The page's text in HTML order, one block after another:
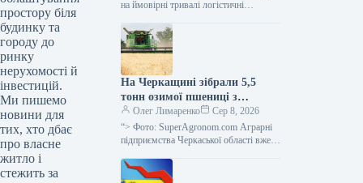
простору біля
будинку та
городу до
ринку
нерухомості й
інвестицій.
Ми пишемо
новини для
тих, хто дбає
про власне
житло і
стежить за
SuperAgronom.com
на ймовірні тривалі логістичні
підприємства розглядають можливість
розширення зберігання зерна за
На Черкащині зібрали 5,5
тонн озимої пшениці з
гектара, ярого ячменю — 4,99
тонн з гектара.
Олег Лимаренко
Сер 8, 2026
“> Фото: SuperAgronom.com Аграрні
підприємства Черкаської області вже
зернових нового врожаю. Цю
інформацію надав начальник…